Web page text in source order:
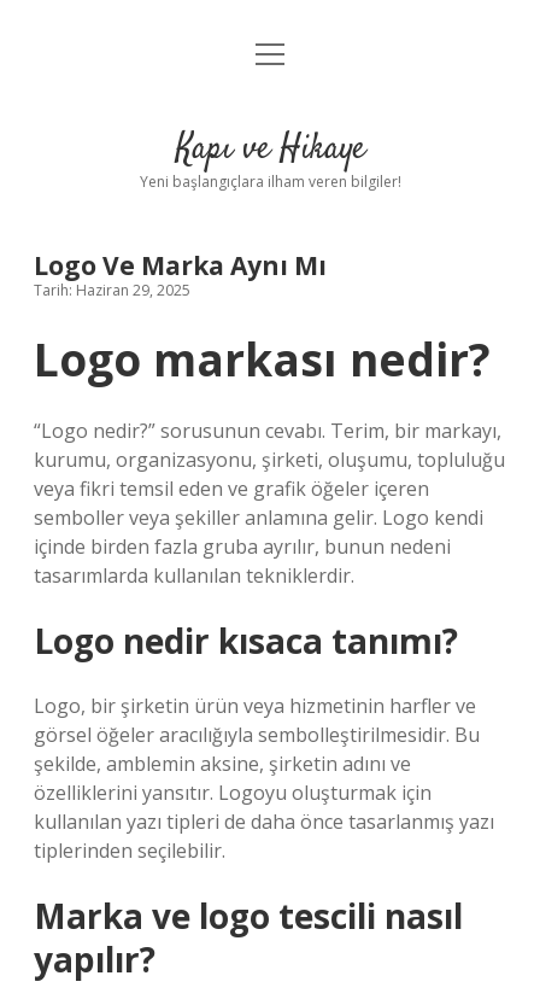
Anasayfa
Yasal Uyarı
menüyü
Kapı ve Hikaye
Yeni başlangıçlara ilham veren bilgiler!
Logo Ve Marka Aynı Mı
Tarih: Haziran 29, 2025
Logo markası nedir?
“Logo nedir?” sorusunun cevabı. Terim, bir markayı,
kurumu, organizasyonu, şirketi, oluşumu, topluluğu
veya fikri temsil eden ve grafik öğeler içeren
semboller veya şekiller anlamına gelir. Logo kendi
içinde birden fazla gruba ayrılır, bunun nedeni
tasarımlarda kullanılan tekniklerdir.
Logo nedir kısaca tanımı?
Logo, bir şirketin ürün veya hizmetinin harfler ve
görsel öğeler aracılığıyla sembolleştirilmesidir. Bu
şekilde, amblemin aksine, şirketin adını ve
özelliklerini yansıtır. Logoyu oluşturmak için
kullanılan yazı tipleri de daha önce tasarlanmış yazı
tiplerinden seçilebilir.
Marka ve logo tescili nasıl
yapılır?